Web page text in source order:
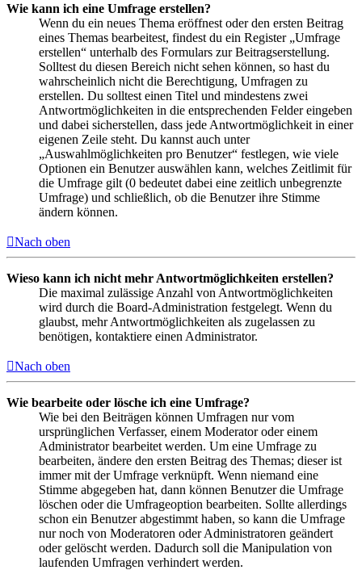
Wie kann ich eine Umfrage erstellen?
Wenn du ein neues Thema eröffnest oder den ersten Beitrag
eines Themas bearbeitest, findest du ein Register „Umfrage
erstellen“ unterhalb des Formulars zur Beitragserstellung.
Solltest du diesen Bereich nicht sehen können, so hast du
wahrscheinlich nicht die Berechtigung, Umfragen zu
erstellen. Du solltest einen Titel und mindestens zwei
Antwortmöglichkeiten in die entsprechenden Felder eingeben
und dabei sicherstellen, dass jede Antwortmöglichkeit in einer
eigenen Zeile steht. Du kannst auch unter
„Auswahlmöglichkeiten pro Benutzer“ festlegen, wie viele
Optionen ein Benutzer auswählen kann, welches Zeitlimit für
die Umfrage gilt (0 bedeutet dabei eine zeitlich unbegrenzte
Umfrage) und schließlich, ob die Benutzer ihre Stimme
ändern können.
Nach oben
Wieso kann ich nicht mehr Antwortmöglichkeiten erstellen?
Die maximal zulässige Anzahl von Antwortmöglichkeiten
wird durch die Board-Administration festgelegt. Wenn du
glaubst, mehr Antwortmöglichkeiten als zugelassen zu
benötigen, kontaktiere einen Administrator.
Nach oben
Wie bearbeite oder lösche ich eine Umfrage?
Wie bei den Beiträgen können Umfragen nur vom
ursprünglichen Verfasser, einem Moderator oder einem
Administrator bearbeitet werden. Um eine Umfrage zu
bearbeiten, ändere den ersten Beitrag des Themas; dieser ist
immer mit der Umfrage verknüpft. Wenn niemand eine
Stimme abgegeben hat, dann können Benutzer die Umfrage
löschen oder die Umfrageoption bearbeiten. Sollte allerdings
schon ein Benutzer abgestimmt haben, so kann die Umfrage
nur noch von Moderatoren oder Administratoren geändert
oder gelöscht werden. Dadurch soll die Manipulation von
laufenden Umfragen verhindert werden.